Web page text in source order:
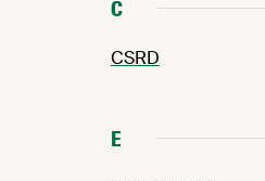
C
CSRD
E